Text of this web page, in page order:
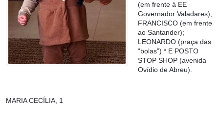
(em frente à EE
Governador Valadares);
FRANCISCO (em frente
ao Santander);
LEONARDO (praça das
“bolas”) * E POSTO
STOP SHOP (avenida
Ovídio de Abreu).
MARIA CECÍLIA, 1